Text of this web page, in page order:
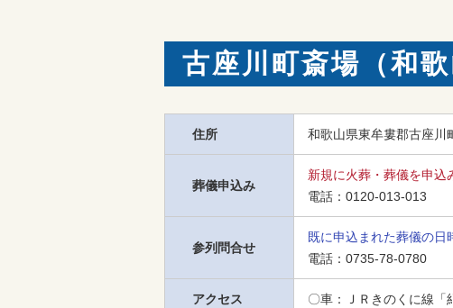
古座川町斎場（和
住所 和歌山県東牟婁郡古座川
葬儀申込み
新規に火葬・葬儀を申込
電話： 0120-013-013
参列問合せ
既に申込まれた葬儀の日
電話： 0735-78-0780
アクセス 〇車：ＪＲきのくに線「